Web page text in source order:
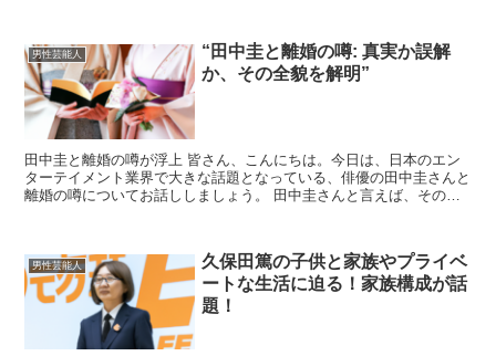
男性芸能人
“田中圭と離婚の噂: 真実か誤解
か、その全貌を解明”
田中圭と離婚の噂が浮上 皆さん、こんにちは。今日は、日本のエン
ターテイメント業界で大きな話題となっている、俳優の田中圭さんと
離婚の噂についてお話ししましょう。 田中圭さんと言えば、その独
男性芸能人
久保田篤の子供と家族やプライベ
ートな生活に迫る！家族構成が話
題！